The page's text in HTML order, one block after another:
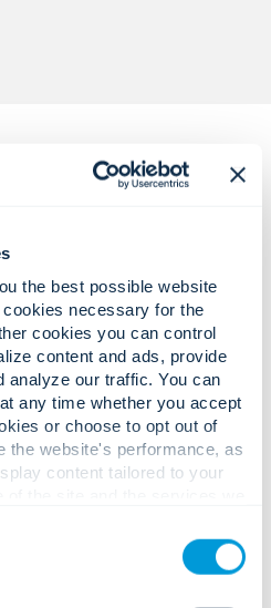
the best possible website
necessary for the
cookies you can control
content and ads, provide
analyze our traffic. You can
any time whether you accept
or choose to opt out of
the website's performance, as
content tailored to your
below for more information
with.
lösningar.
mot studenters